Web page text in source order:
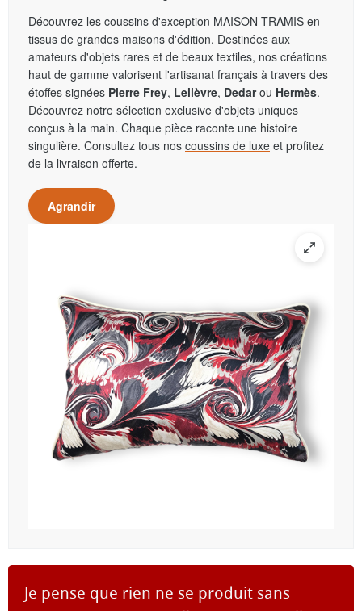
Découvrez les coussins d'exception MAISON TRAMIS en
tissus de grandes maisons d'édition. Destinées aux
amateurs d'objets rares et de beaux textiles, nos créations
haut de gamme valorisent l'artisanat français à travers des
étoffes signées Pierre Frey, Lelièvre, Dedarou Hermès.
Découvrez notre sélection exclusive d'objets uniques
conçus à la main. Chaque pièce raconte une histoire
singulière. Consultez tous nos coussins de luxe et profitez
de la livraison offerte.
Agrandir
Je pense que rien ne se produit sans